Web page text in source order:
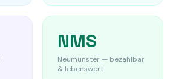
NMS
Neumünster — bezahlbar
& lebenswert